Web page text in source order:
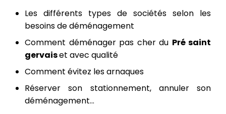
Les différents types de sociétés selon les
besoins de déménagement
Comment déménager pas cher du Pré saint
gervaiset avec qualité
Comment évitez les arnaques
Réserver son stationnement, annuler son
déménagement…